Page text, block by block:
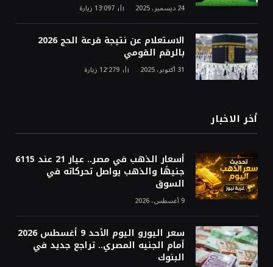
24 ديسمبر، 2025 13٬097 زيارة
الاستعلام عن نتيجة قرعة الحج 2026
بالرقم القومي
31 أكتوبر، 2025 12٬279 زيارة
أخر الاخبار
أسعار الذهب في مصر.. عيار 21 عند 6115
جنيهًا والذهب يواصل تحركاته في
السوق
9 أغسطس، 2026
سعر اليورو اليوم الأحد 9 أغسطس 2026
أمام الجنيه المصري.. تراجع جديد في
البنوك